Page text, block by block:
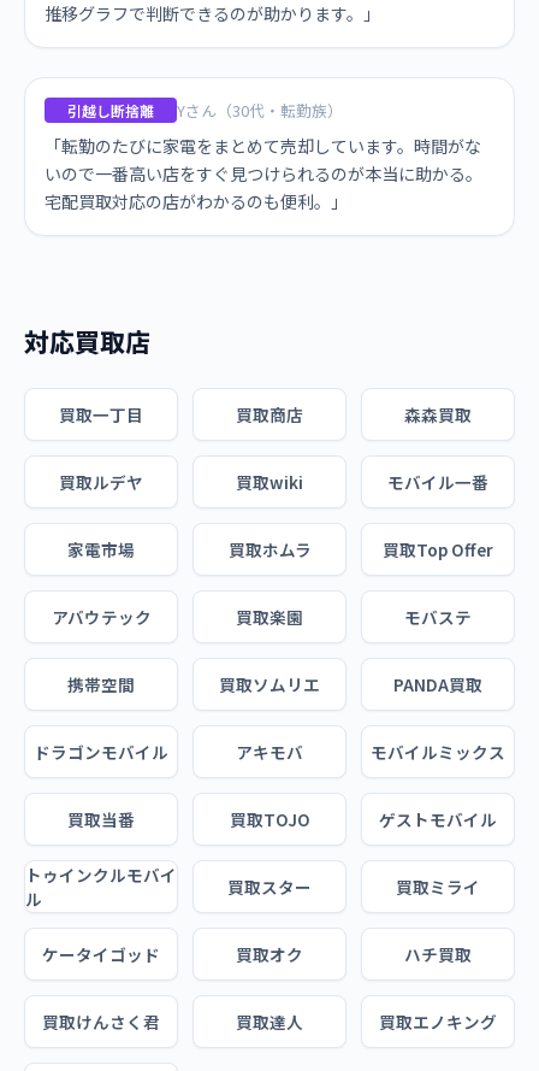
推移グラフで判断できるのが助かります。」
引越し断捨離 Yさん（30代・転勤族）
「転勤のたびに家電をまとめて売却しています。時間がな
いので一番高い店をすぐ見つけられるのが本当に助かる。
宅配買取対応の店がわかるのも便利。」
対応買取店
買取一丁目 買取商店 森森買取
買取ルデヤ 買取wiki モバイル一番
家電市場 買取ホムラ 買取Top Offer
アバウテック 買取楽園 モバステ
携帯空間 買取ソムリエ PANDA買取
ドラゴンモバイル アキモバ モバイルミックス
買取当番 買取TOJO ゲストモバイル
トゥインクルモバイ
ル
買取スター 買取ミライ
ケータイゴッド 買取オク ハチ買取
買取けんさく君 買取達人 買取エノキング